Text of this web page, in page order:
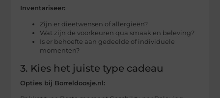
Inventariseer:
Zijn er dieetwensen of allergieën?
Wat zijn de voorkeuren qua smaak en beleving?
Is er behoefte aan gedeelde of individuele
momenten?
3. Kies het juiste type cadeau
Opties bij Borreldoosje.nl: